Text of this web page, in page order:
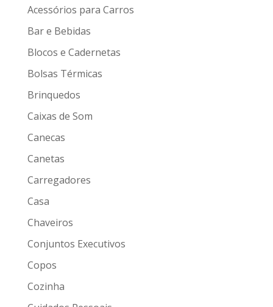
Acessórios para Carros
Bar e Bebidas
Blocos e Cadernetas
Bolsas Térmicas
Brinquedos
Caixas de Som
Canecas
Canetas
Carregadores
Casa
Chaveiros
Conjuntos Executivos
Copos
Cozinha